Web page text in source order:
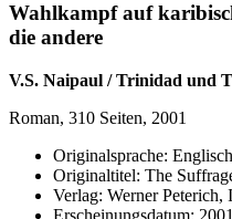
Wahlkampf auf
die andere
V.S. Naipaul / Trinidad und
Roman, 310 Seiten, 2001
Originalsprache: Englisch
Originaltitel: The
Verlag: Werner Peterich,
Erscheinungsdatum: 2001